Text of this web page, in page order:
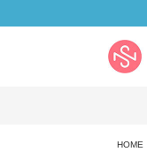
HOME